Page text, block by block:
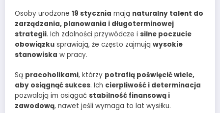
Osoby urodzone 19 stycznia mają naturalny talent do
zarządzania, planowania i długoterminowej
strategii. Ich zdolności przywódcze i silne poczucie
obowiązku sprawiają, że często zajmują wysokie
stanowiska w pracy.
Są pracoholikami, którzy potrafią poświęcić wiele,
aby osiągnąć sukces. Ich cierpliwość i determinacja
pozwalają im osiągać stabilność finansową i
zawodową, nawet jeśli wymaga to lat wysiłku.